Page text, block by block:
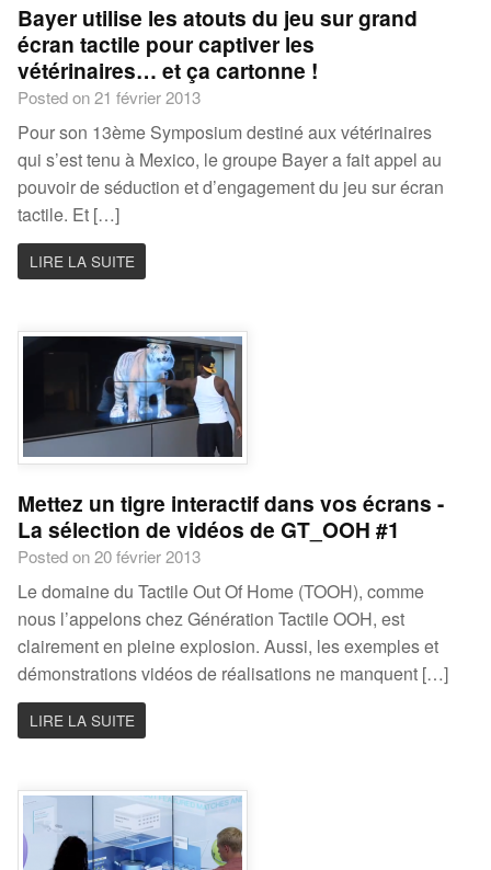
Bayer utilise les atouts du jeu sur grand
écran tactile pour captiver les
vétérinaires… et ça cartonne !
Posted on 21 février 2013
Pour son 13ème Symposium destiné aux vétérinaires
qui s’est tenu à Mexico, le groupe Bayer a fait appel au
pouvoir de séduction et d’engagement du jeu sur écran
tactile. Et […]
LIRE LA SUITE
Mettez un tigre interactif dans vos écrans -
La sélection de vidéos de GT_OOH #1
Posted on 20 février 2013
Le domaine du Tactile Out Of Home (TOOH), comme
nous l’appelons chez Génération Tactile OOH, est
clairement en pleine explosion. Aussi, les exemples et
démonstrations vidéos de réalisations ne manquent […]
LIRE LA SUITE